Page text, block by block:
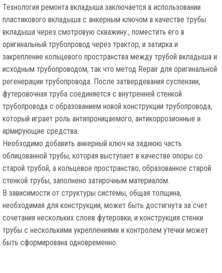
Технология ремонта вкладыша заключается в использовании
пластикового вкладыша с анкерным ключом в качестве трубы
вкладыша через смотровую скважину., поместить его в
оригинальный трубопровод через трактор, и затирка и
закрепление кольцевого пространства между трубой вкладыша и
исходным трубопроводом, так что метод Repair для оригинальной
регенерации трубопровода. После затвердевания суспензии,
футеровочная труба соединяется с внутренней стенкой
трубопровода с образованием новой конструкции трубопровода,
который играет роль антипроницаемого, антикоррозионные и
армирующие средства.
Необходимо добавить анкерный ключ на заднюю часть
облицованной трубы, которая выступает в качестве опоры со
старой трубой, а кольцевое пространство, образованное старой
стенкой трубы, заполнено затирочным материалом.
В зависимости от структуры системы, общая толщина,
необходимая для конструкции, может быть достигнута за счет
сочетания нескольких слоев футеровки, и конструкция стенки
трубы с несколькими укреплениями и контролем утечки может
быть сформирована одновременно.